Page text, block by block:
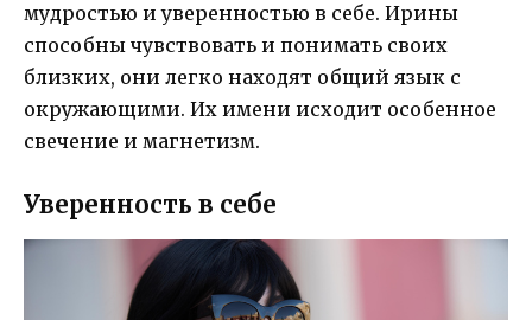
мудростью и уверенностью в себе. Ирины
способны чувствовать и понимать своих
близких, они легко находят общий язык с
окружающими. Их имени исходит особенное
свечение и магнетизм.
Уверенность в себе